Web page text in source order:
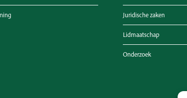
Juridische zaken
Lidmaatschap
Onderzoek